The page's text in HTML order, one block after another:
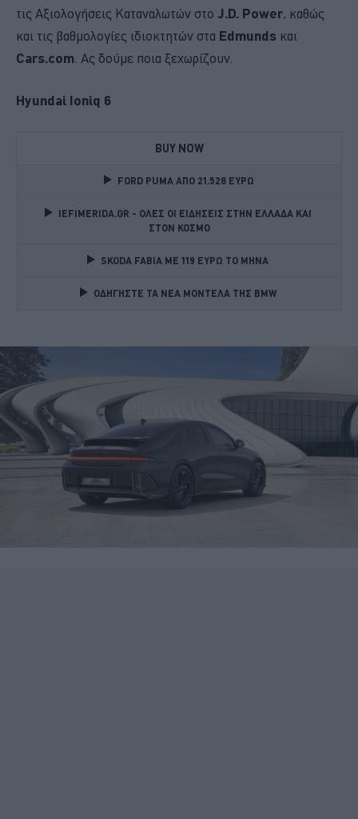
τις Αξιολογήσεις Καταναλωτών στο J.D. Power, καθώς
και τις βαθμολογίες ιδιοκτητών στα Edmunds και
Cars.com . Ας δούμε ποια ξεχωρίζουν.
Hyundai Ioniq 6
BUY NOW
FORD PUMA ΑΠΟ 21.528 ΕΥΡΩ
IEFIMERIDA.GR - ΟΛΕΣ ΟΙ ΕΙΔΗΣΕΙΣ ΣΤΗΝ ΕΛΛΑΔΑ ΚΑΙ
ΣΤΟΝ ΚΟΣΜΟ
SKODA FABIA ME 119 ΕΥΡΩ ΤΟ ΜΗΝΑ
ΟΔΗΓΗΣΤΕ ΤΑ ΝΕΑ ΜΟΝΤΕΛΑ ΤΗΣ BMW